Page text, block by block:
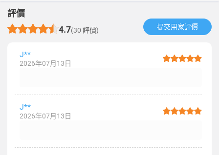
評價
4.7(30 評價) 提交用家評價​
J**
2026年07月13日
J**
2026年07月13日